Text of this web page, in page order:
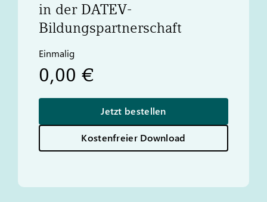
in der DATEV-
Bildungspartnerschaft
Einmalig
0,00 €
Jetzt bestellen
Kostenfreier Download